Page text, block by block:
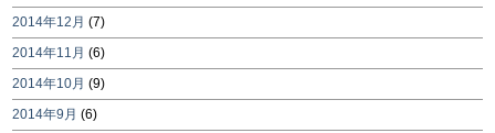
2014年12月 (7)
2014年11月 (6)
2014年10月 (9)
2014年9月 (6)